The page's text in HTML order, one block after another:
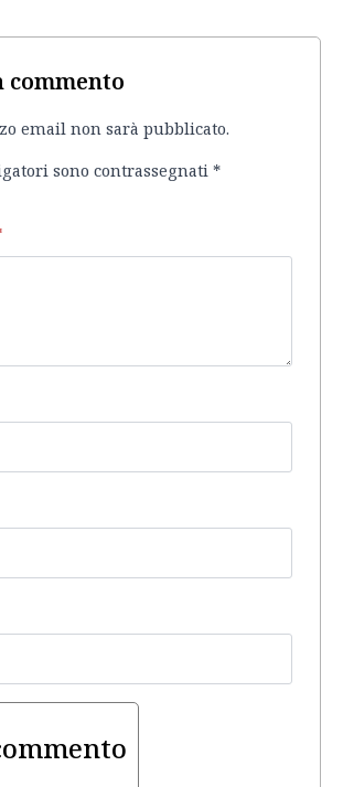
commento
email non sarà pubblicato.
sono contrassegnati *